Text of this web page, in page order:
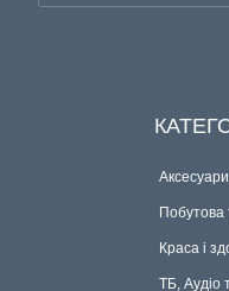
Побутова
Краса і
ТБ, Аудіо